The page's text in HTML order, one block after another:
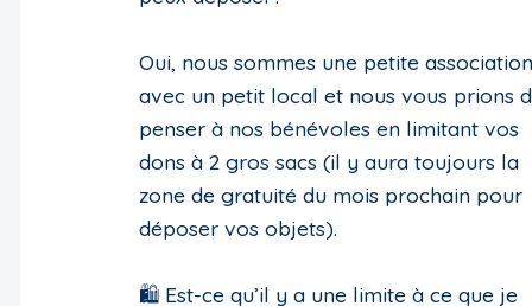
Oui, nous sommes une petite association
avec un petit local et nous vous prions
penser à nos bénévoles en limitant vos
dons à 2 gros sacs (il y aura toujours la
zone de gratuité du mois prochain pour
déposer vos objets).
🛍 Est-ce qu’il y a une limite à ce que je